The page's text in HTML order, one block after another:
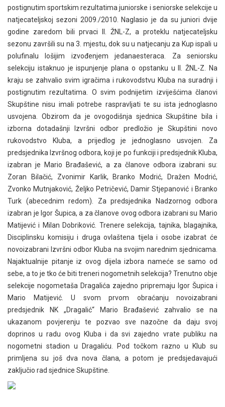
postignutim sportskim rezultatima juniorske i seniorske selekcije u
natjecateljskoj sezoni 2009./2010. Naglasio je da su juniori dvije
godine zaredom bili prvaci II. ŽNL-Z, a proteklu natjecateljsku
sezonu završili su na 3. mjestu, dok su u natjecanju za Kup ispali u
polufinalu lošijim izvođenjem jedanaesteraca. Za seniorsku
selekciju istaknuo je ispunjenje plana o opstanku u II. ŽNL-Z. Na
kraju se zahvalio svim igračima i rukovodstvu Kluba na suradnji i
postignutim rezultatima. O svim podnijetim izviješćima članovi
Skupštine nisu imali potrebe raspravljati te su ista jednoglasno
usvojena. Obzirom da je ovogodišnja sjednica Skupštine bila i
izborna dotadašnji Izvršni odbor predložio je Skupštini novo
rukovodstvo Kluba, a prijedlog je jednoglasno usvojen. Za
predsjednika Izvršnog odbora, koji je po funkciji i predsjednik Kluba,
izabran je Mario Brađašević, a za članove odbora izabrani su:
Zoran Bilačić, Zvonimir Karlik, Branko Modrić, Dražen Modrić,
Zvonko Mutnjaković, Željko Petričević, Damir Stjepanović i Branko
Turk (abecednim redom). Za predsjednika Nadzornog odbora
izabran je Igor Šupica, a za članove ovog odbora izabrani su Mario
Matijević i Milan Dobriković. Trenere selekcija, tajnika, blagajnika,
Disciplinsku komisiju i druga ovlaštena tijela i osobe izabrat će
novoizabrani Izvršni odbor Kluba na svojim narednim sjednicama.
Najaktualnije pitanje iz ovog dijela izbora nameće se samo od
sebe, a to je tko će biti treneri nogometnih selekcija? Trenutno obje
selekcije nogometaša Dragalića zajedno pripremaju Igor Šupica i
Mario Matijević. U svom prvom obraćanju novoizabrani
predsjednik NK „Dragalić“ Mario Brađašević zahvalio se na
ukazanom povjerenju te pozvao sve nazočne da daju svoj
doprinos u radu ovog Kluba i da svi zajedno vrate publiku na
nogometni stadion u Dragaliću. Pod točkom razno u Klub su
primljena su još dva nova člana, a potom je predsjedavajući
zaključio rad sjednice Skupštine.